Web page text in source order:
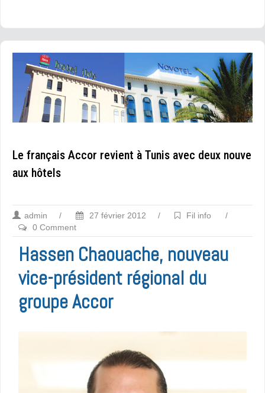
Le français Accor revient à Tunis avec deux nouve
aux hôtels
admin / 27 février 2012 / Fil info
/
0 Comment
Hassen Chaouache, nouveau
vice-président régional du
groupe Accor